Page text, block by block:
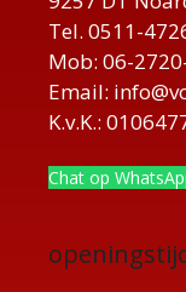
Tel. 0511-
Mob: 06-
Email:
K.v.K.:
Chat op